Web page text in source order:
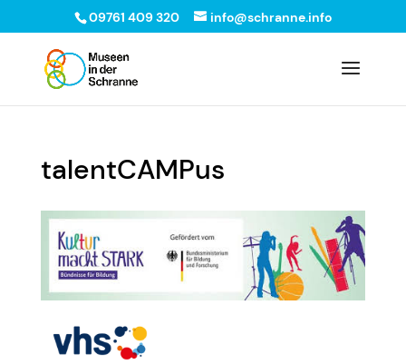
09761 409 320 info@schranne.info
talentCAMPus